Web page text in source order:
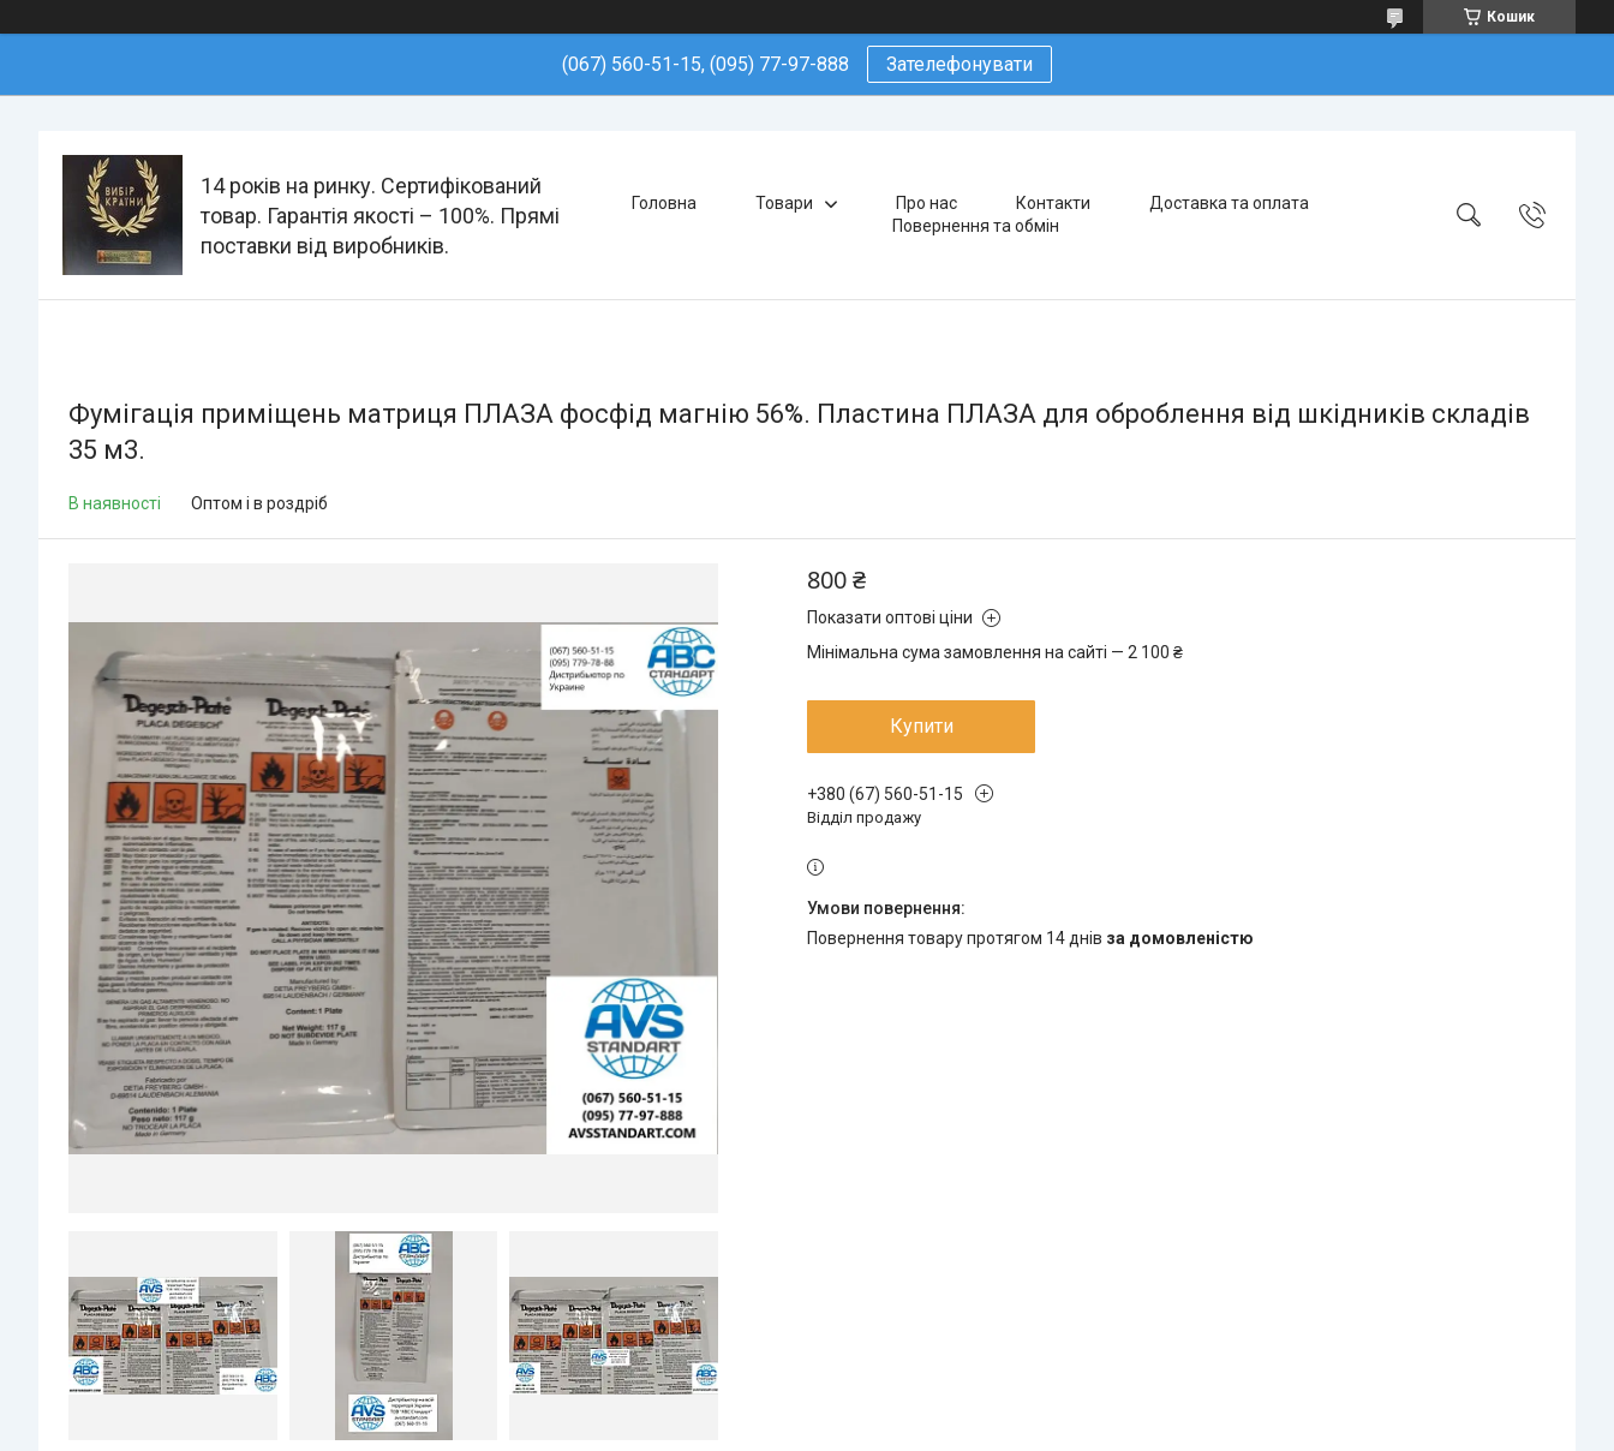
Кошик
(067) 560-51-15, (095) 77-97-888 Зателефонувати
14 років на ринку. Сертифікований
товар. Гарантія якості – 100%. Прямі
поставки від виробників.
Головна Товари Про нас Контакти
Доставка та оплата
Повернення та обмін
Фумігація приміщень матриця ПЛАЗА фосфід магнію 56%. Пластина ПЛАЗА для оброблення від шкідників складів
35 м3.
В наявності Оптом і в роздріб
800 ₴
Показати оптові ціни
Мінімальна сума замовлення на сайті — 2 100 ₴
Купити
+380 (67) 560-51-15
Відділ продажу
повернення товару протягом 14 днів за домовленістю